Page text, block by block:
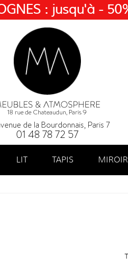
18 rue de Chateaudun, Paris 9
de la Bourdonnais, Paris 7
01 48 78 72 57
LIT TAPIS MIROIR
: jusqu'à -